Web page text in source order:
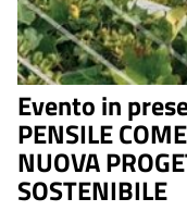
Evento in
PENSILE
NUOVA
SOSTENIBILE